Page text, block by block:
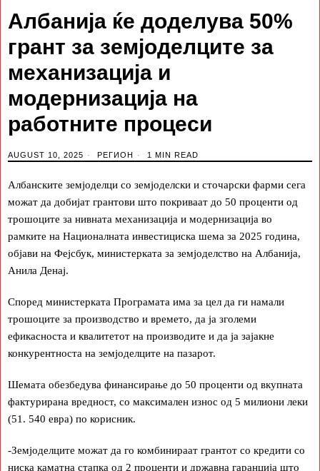
Албанија ќе доделува 50%
грант за земјоделците за
механизација и
модернизација на
работните процеси
AUGUST 10, 2025 РЕГИОН 1 MIN READ
Албанските земјоделци со земјоделски и сточарски фарми сега
можат да добијат грантови што покриваат до 50 проценти од
трошоците за нивната механизација и модернизација во
рамките на Националната инвестициска шема за 2025 година,
објави на Фејсбук, министерката за земјоделство на Албанија,
Анила Денај.
Според министерката Програмата има за цел да ги намали
трошоците за производство и времето, да ја зголеми
ефикасноста и квалитетот на производите и да ја зајакне
конкурентноста на земјоделците на пазарот.
Шемата обезбедува финансирање до 50 проценти од вкупната
фактурирана вредност, со максимален износ од 5 милиони леки
(51. 540 евра) по корисник.
-Земјоделците можат да го комбинираат грантот со кредити со
ниска каматна стапка од 2 проценти и државна гаранција што